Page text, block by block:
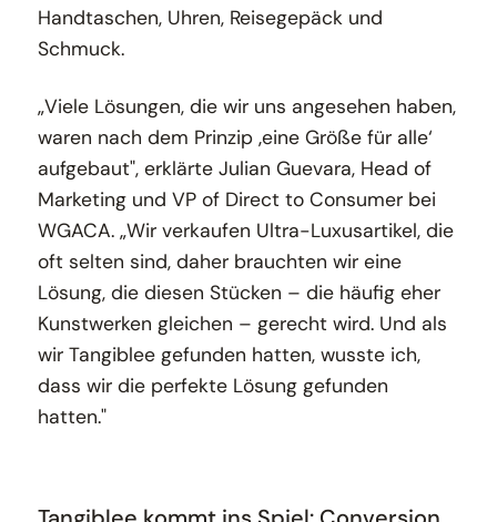
Handtaschen, Uhren, Reisegepäck und
Schmuck.
„Viele Lösungen, die wir uns angesehen haben,
waren nach dem Prinzip ‚eine Größe für alle‘
aufgebaut", erklärte Julian Guevara, Head of
Marketing und VP of Direct to Consumer bei
WGACA. „Wir verkaufen Ultra-Luxusartikel, die
oft selten sind, daher brauchten wir eine
Lösung, die diesen Stücken – die häufig eher
Kunstwerken gleichen – gerecht wird. Und als
wir Tangiblee gefunden hatten, wusste ich,
dass wir die perfekte Lösung gefunden
hatten."